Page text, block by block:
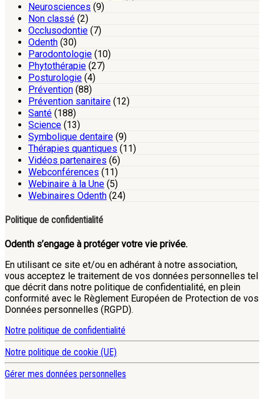
Neurosciences (9)
Non classé (2)
Occlusodontie (7)
Odenth (30)
Parodontologie (10)
Phytothérapie (27)
Posturologie (4)
Prévention (88)
Prévention sanitaire (12)
Santé (188)
Science (13)
Symbolique dentaire (9)
Thérapies quantiques (11)
Vidéos partenaires (6)
Webconférences (11)
Webinaire à la Une (5)
Webinaires Odenth (24)
Politique de confidentialité
Odenth s’engage à protéger votre vie privée.
En utilisant ce site et/ou en adhérant à notre association,
vous acceptez le traitement de vos données personnelles tel
que décrit dans notre politique de confidentialité, en plein
conformité avec le Règlement Européen de Protection de vos
Données personnelles (RGPD).
Notre politique de confidentialité
Notre politique de cookie (UE)
Gérer mes données personnelles